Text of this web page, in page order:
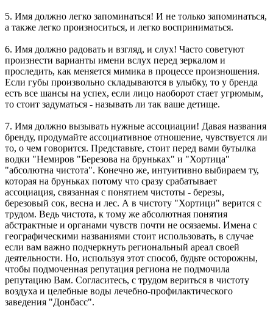
5. Имя должно легко запоминаться! И не только запоминаться,
а также легко произноситься, и легко восприниматься.
6. Имя должно радовать и взгляд, и слух! Часто советуют
произнести варианты имени вслух перед зеркалом и
проследить, как меняется мимика в процессе произношения.
Если губы произвольно складываются в улыбку, то у бренда
есть все шансы на успех, если лицо наоборот стает угрюмым,
то стоит задуматься - называть ли так ваше детище.
7. Имя должно вызывать нужные ассоциации! Давая названия
бренду, продумайте ассоциативное отношение, чувствуется ли
то, о чем говорится. Представьте, стоит перед вами бутылка
водки "Немиров "Березова на бруньках" и "Хортица"
"абсолютна чистота". Конечно же, интуитивно выбираем ту,
которая на бруньках потому что сразу срабатывает
ассоциация, связанная с понятием чистоты - березы,
березовый сок, весна и лес. А в чистоту "Хортици" верится с
трудом. Ведь чистота, к тому же абсолютная понятия
абстрактные и органами чувств почти не осязаемы. Имена с
географическими названиями стоит использовать, в случае
если вам важно подчеркнуть региональный ареал своей
деятельности. Но, используя этот способ, будьте осторожны,
чтобы подмоченная репутация региона не подмочила
репутацию Вам. Согласитесь, с трудом вериться в чистоту
воздуха и целебные воды лечебно-профилактического
заведения "Донбасс".